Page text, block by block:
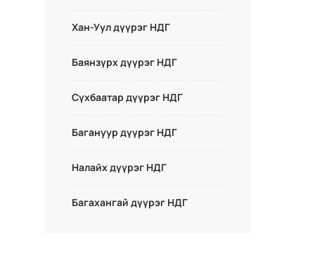
Хан-Уул дүүрэг НДГ
Баянзүрх дүүрэг НДГ
Сүхбаатар дүүрэг НДГ
Багануур дүүрэг НДГ
Налайх дүүрэг НДГ
Багахангай дүүрэг НДГ